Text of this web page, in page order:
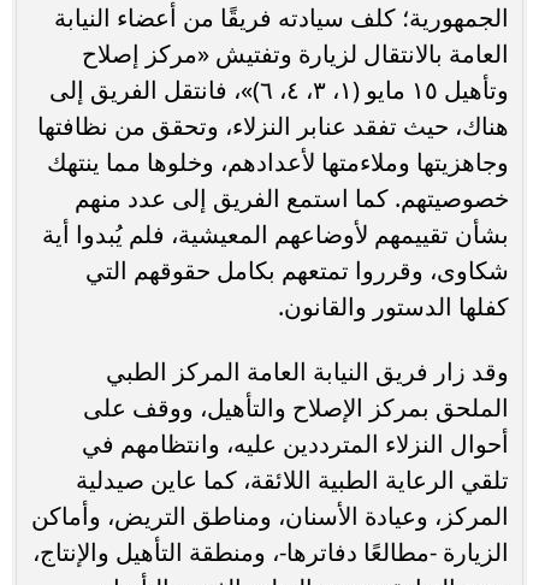
الجمهورية؛ كلف سيادته فريقًا من أعضاء النيابة
العامة بالانتقال لزيارة وتفتيش «مركز إصلاح
وتأهيل ١٥ مايو (١، ٣، ٤، ٦)»، فانتقل الفريق إلى
هناك، حيث تفقد عنابر النزلاء، وتحقق من نظافتها
وجاهزيتها وملاءمتها لأعدادهم، وخلوها مما ينتهك
خصوصيتهم. كما استمع الفريق إلى عدد منهم
بشأن تقييمهم لأوضاعهم المعيشية، فلم يُبدوا أية
شكاوى، وقرروا تمتعهم بكامل حقوقهم التي
كفلها الدستور والقانون.
وقد زار فريق النيابة العامة المركز الطبي
الملحق بمركز الإصلاح والتأهيل، ووقف على
أحوال النزلاء المترددين عليه، وانتظامهم في
تلقي الرعاية الطبية اللائقة، كما عاين صيدلية
المركز، وعيادة الأسنان، ومناطق التريض، وأماكن
الزيارة -مطالعًا دفاترها-، ومنطقة التأهيل والإنتاج،